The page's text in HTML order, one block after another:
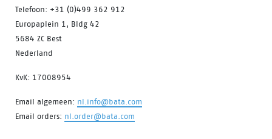
Telefoon: +31 (0)499 362 912
Europaplein 1, Bldg 42
5684 ZC Best
Nederland
KvK: 17008954
Email algemeen: nl.info@bata.com
Email orders: nl.order@bata.com